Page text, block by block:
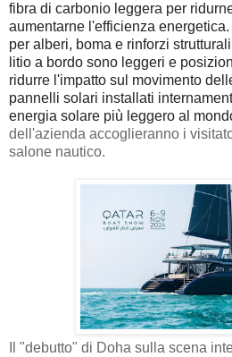
fibra di carbonio leggera per
aumentarne l'efficienza
per alberi, boma e rinforzi
litio a bordo sono leggeri e
ridurre l'impatto sul movimento
pannelli solari installati
energia solare più leggero al
dell'azienda accoglieranno i
salone nautico.
Il "debutto" di Doha sulla scena